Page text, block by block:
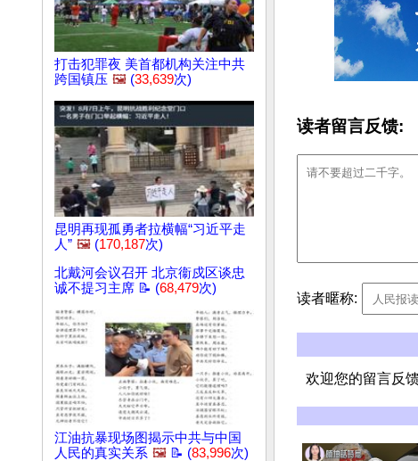
打击犯罪夜 美首都机构关注中共
跨国镇压 🖼️ (33,639次)
昆明再现孤勇者拉横幅“习近平走
人” 🖼️ (170,187次)
北戴河会议召开 北京衞戍区谈忠
诚不提习主席 📝 (68,479次)
江油抗暴现场图揭示中共与中国
人民的真实关系 🖼️ 📝 (83,996次)
读者留言反馈:
读者暱称:
欢迎您的留言反馈